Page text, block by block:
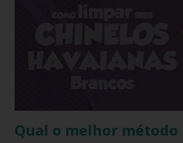
ele está mais justo ao seu pé e se
medir com o antigo a diferença irá
portanto não se assustem, chinelo de
https://www.facebook.com/
chi...
Qual o melhor método